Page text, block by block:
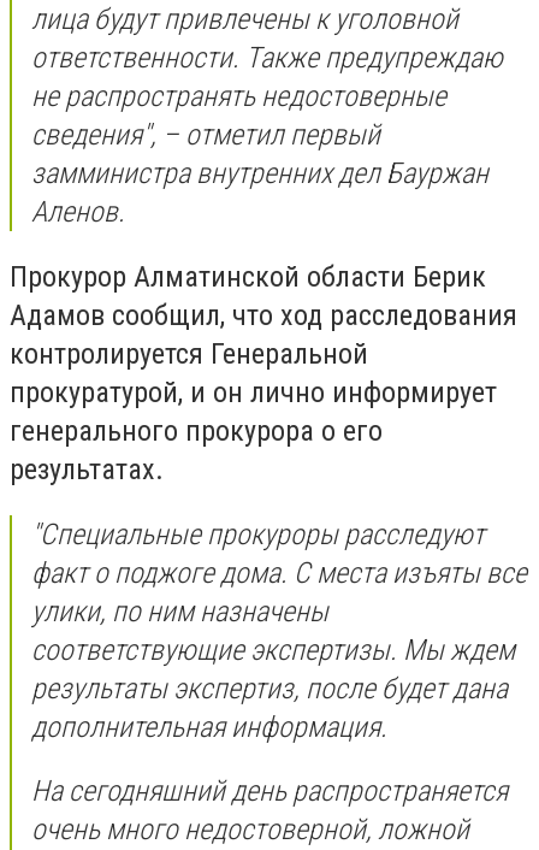
лица будут привлечены к уголовной
ответственности. Также предупреждаю
не распространять недостоверные
сведения", – отметил первый
замминистра внутренних дел Бауржан
Аленов.
Прокурор Алматинской области Берик
Адамов сообщил, что ход расследования
контролируется Генеральной
прокуратурой, и он лично информирует
генерального прокурора о его
результатах.
"Специальные прокуроры расследуют
факт о поджоге дома. С места изъяты все
улики, по ним назначены
соответствующие экспертизы. Мы ждем
результаты экспертиз, после будет дана
дополнительная информация.
На сегодняшний день распространяется
очень много недостоверной, ложной